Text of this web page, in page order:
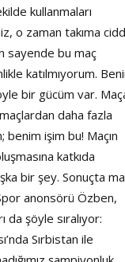
kullanmaları
o zaman takıma
sayende bu maç
katılmıyorum.
bir gücüm var.
daha fazla
benim işim bu! Maçın
katkıda
bir şey. Sonuçta
anonsörü Özben,
da şöyle sıralıyor:
Sırbistan ile